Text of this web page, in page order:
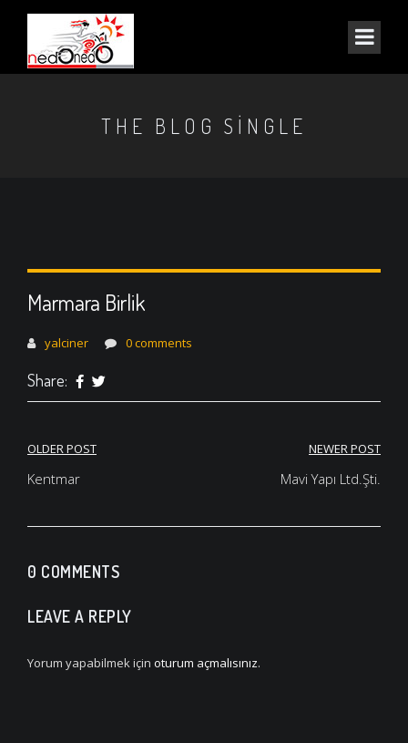
THE BLOG SINGLE
Marmara Birlik
yalciner 0 comments
Share:
Yazı
gezinmesi
OLDER POST
Kentmar
NEWER POST
Mavi Yapı Ltd.Şti.
0 COMMENTS
LEAVE A REPLY
Yorum yapabilmek için oturum açmalısınız.